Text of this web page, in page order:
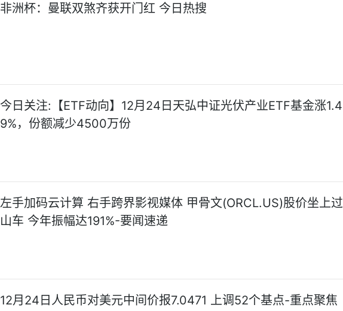
非洲杯：曼联双煞齐获开门红 今日热搜
今日关注:【ETF动向】12月24日天弘中证光伏产业ETF基金涨1.4
9%，份额减少4500万份
左手加码云计算 右手跨界影视媒体 甲骨文(ORCL.US)股价坐上过
山车 今年振幅达191%-要闻速递
12月24日人民币对美元中间价报7.0471 上调52个基点-重点聚焦